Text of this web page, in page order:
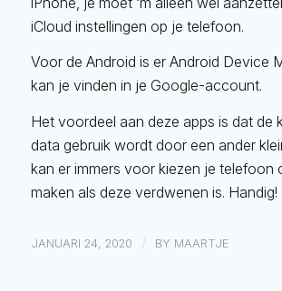
iCloud instellingen op je telefoon.
Voor de Android is er Android Device
kan je vinden in je Google-account.
Het voordeel aan deze apps is dat de
data gebruik wordt door een ander
kan er immers voor kiezen je telefoon
maken als deze verdwenen is. Handig!
JANUARI 24, 2020 / BY MAARTJE